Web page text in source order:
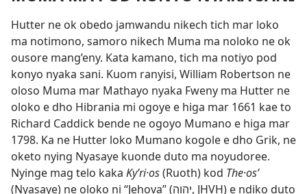
Hutter ne ok obedo jamwandu nikech tich mar loko
ma notimono, samoro nikech Muma ma noloko ne ok
ousore mang’eny. Kata kamano, tich ma notiyo pod
konyo nyaka sani. Kuom ranyisi, William Robertson ne
oloso Muma mar Mathayo nyaka Fweny ma Hutter ne
oloko e dho Hibrania mi ogoye e higa mar 1661 kae to
Richard Caddick bende ne ogoyo Mumano e higa mar
1798. Ka ne Hutter loko Mumano kogole e dho Grik, ne
oketo nying Nyasaye kuonde duto ma noyudoree.
Nyinge mag telo kaka Kyʹri·os(Ruoth) kod The·osʹ
(Nyasaye) ne oloko ni “Jehova” (יהוה, JHVH) e ndiko duto